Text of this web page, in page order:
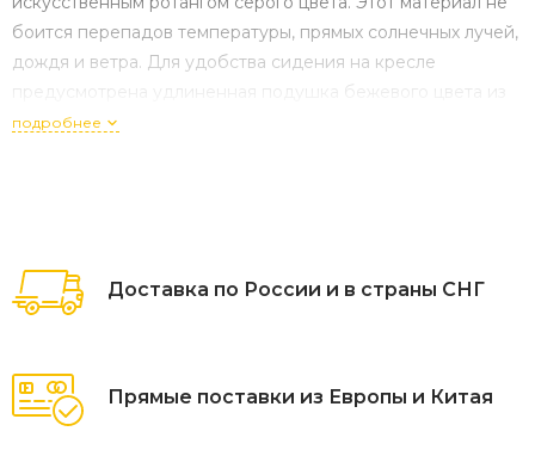
боится перепадов температуры, прямых солнечных лучей,
дождя и ветра. Для удобства сидения на кресле
предусмотрена удлиненная подушка бежевого цвета из
полиэстера с влагоотталкивающей пропиткой. Чехол –
подробнее
Доставка по России и в страны СНГ
Прямые поставки из Европы и Китая